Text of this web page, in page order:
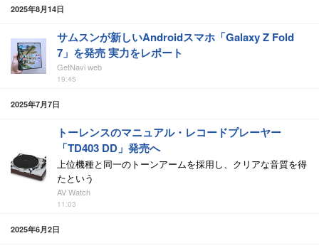
2025年8月14日
サムスンが新しいAndroidスマホ「Galaxy Z Fold
7」を発売 実力をレポート
GetNavi web
19:45
2025年7月7日
トーレンスのマニュアル・レコードプレーヤー
「TD403 DD」発売へ
上位機種と同一のトーンアームを採用し、クリアな音質を得
たという
AV Watch
11:03
2025年6月2日